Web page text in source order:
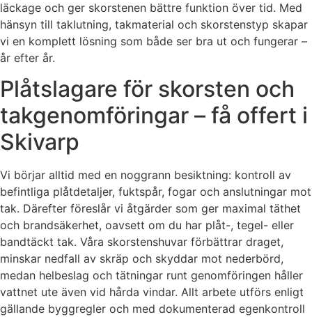
läckage och ger skorstenen bättre funktion över tid. Med
hänsyn till taklutning, takmaterial och skorstenstyp skapar
vi en komplett lösning som både ser bra ut och fungerar –
år efter år.
Plåtslagare för skorsten och
takgenomföringar – få offert i
Skivarp
Vi börjar alltid med en noggrann besiktning: kontroll av
befintliga plåtdetaljer, fuktspår, fogar och anslutningar mot
tak. Därefter föreslår vi åtgärder som ger maximal täthet
och brandsäkerhet, oavsett om du har plåt-, tegel- eller
bandtäckt tak. Våra skorstenshuvar förbättrar draget,
minskar nedfall av skräp och skyddar mot nederbörd,
medan helbeslag och tätningar runt genomföringen håller
vattnet ute även vid hårda vindar. Allt arbete utförs enligt
gällande byggregler och med dokumenterad egenkontroll